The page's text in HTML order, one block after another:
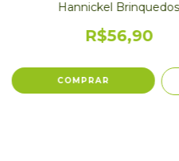
Hannickel Brinquedos
R$56,90